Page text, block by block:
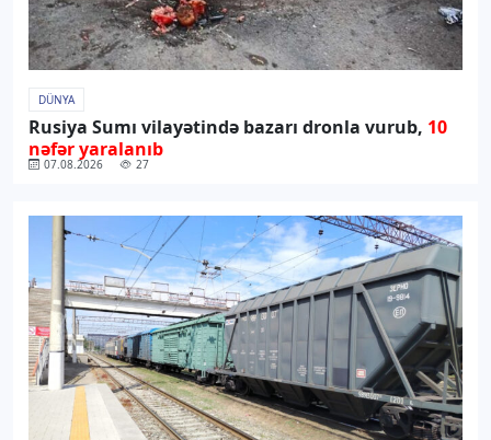
DÜNYA
Rusiya Sumı vilayətində bazarı dronla vurub, 10
nəfər yaralanıb
07.08.2026 27